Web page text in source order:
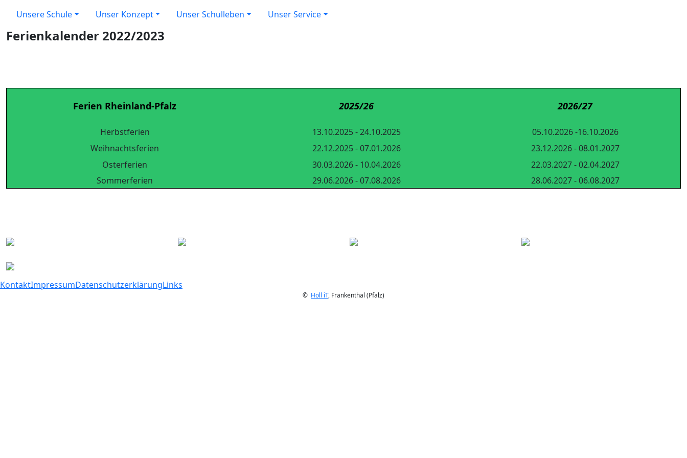
Unsere Schule Unser Konzept Unser Schulleben Unser Service
Ferienkalender 2022/2023
Ferien Rheinland-Pfalz 2025/26 2026/27
Herbstferien 13.10.2025 - 24.10.2025
05.10.2026 -16.10.2026
Weihnachtsferien
22.12.2025 - 07.01.2026
23.12.2026 - 08.01.2027
Osterferien
30.03.2026 - 10.04.2026
22.03.2027 - 02.04.2027
Sommerferien
29.06.2026 - 07.08.2026 28.06.2027 - 06.08.2027
KontaktImpressumDatenschutzerklärungLinks
© Holl iT, Frankenthal (Pfalz)